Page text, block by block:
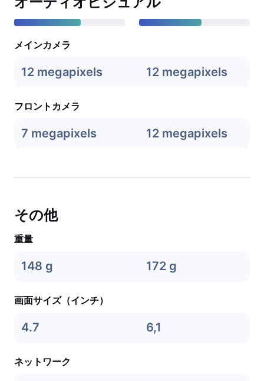
メインカメラ
12 megapixels 12 megapixels
フロントカメラ
7 megapixels 12 megapixels
その他
重量
148 g 172 g
画面サイズ（インチ）
4.7 6,1
ネットワーク